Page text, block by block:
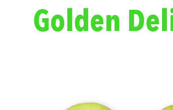
Golden